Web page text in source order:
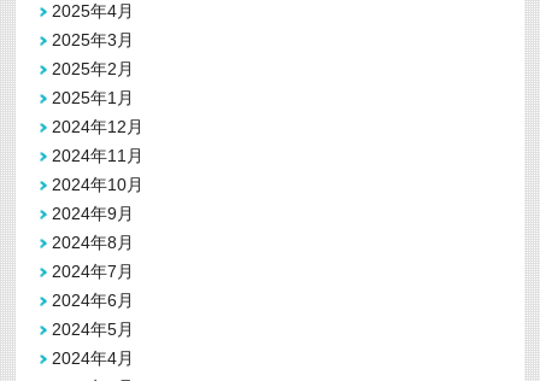
2025年4月
2025年3月
2025年2月
2025年1月
2024年12月
2024年11月
2024年10月
2024年9月
2024年8月
2024年7月
2024年6月
2024年5月
2024年4月